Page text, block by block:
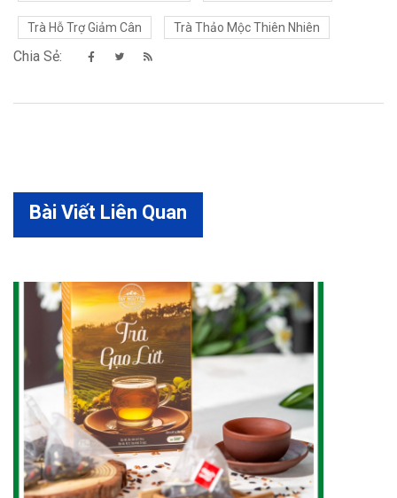
Trà Hỗ Trợ Giảm Cân Trà Thảo Mộc Thiên Nhiên
Chia Sẻ:
Bài Viết Liên Quan